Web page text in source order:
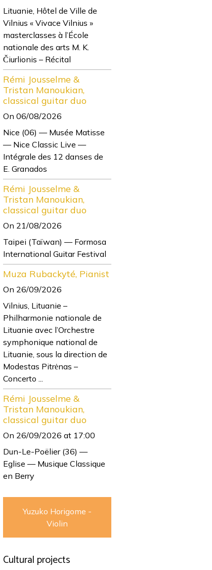
Lituanie, Hôtel de Ville de
Vilnius « Vivace Vilnius »
masterclasses à l’École
nationale des arts M. K.
Čiurlionis – Récital
Rémi Jousselme &
Tristan Manoukian,
classical guitar duo
On 06/08/2026
Nice (06) — Musée Matisse
— Nice Classic Live —
Intégrale des 12 danses de
E. Granados
Rémi Jousselme &
Tristan Manoukian,
classical guitar duo
On 21/08/2026
Taipei (Taïwan) — Formosa
International Guitar Festival
Muza Rubackyté, Pianist
On 26/09/2026
Vilnius, Lituanie –
Philharmonie nationale de
Lituanie avec l’Orchestre
symphonique national de
Lituanie, sous la direction de
Modestas Pitrėnas –
Concerto ...
Rémi Jousselme &
Tristan Manoukian,
classical guitar duo
On 26/09/2026 at 17:00
Dun-Le-Poëlier (36) —
Eglise — Musique Classique
en Berry
Yuzuko Horigome -
Violin
Cultural projects